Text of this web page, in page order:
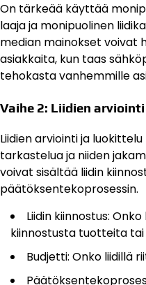
On tärkeää käyttää
laaja ja monipuolinen
median mainokset voivat
asiakkaita, kun taas
tehokasta vanhemmille
Vaihe 2: Liidien
Liidien arviointi ja
tarkastelua ja niiden
voivat sisältää liidin
päätöksentekoprosessin.
Liidin kiinnostus:
kiinnostusta tuotteita
Budjetti: Onko liidillä